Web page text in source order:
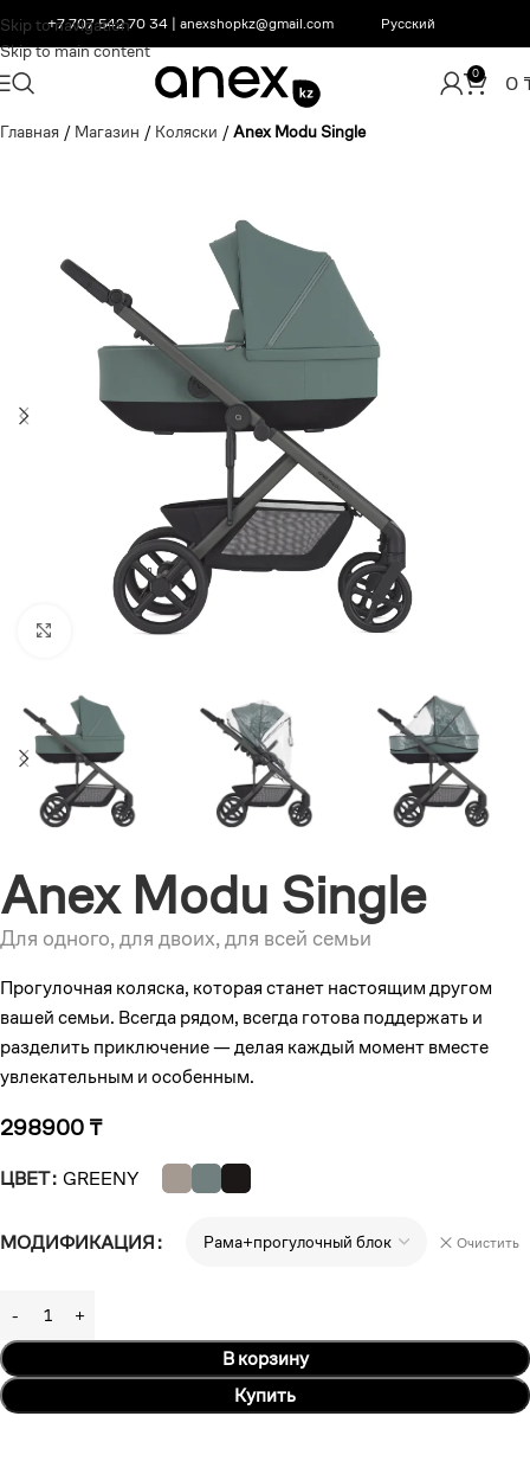
Skip to navigation
Skip to main content
+7 707 542 70 34 | anexshopkz@gmail.com Русский
0 0
Главная / Магазин / Коляски /Anex Modu Single
Увеличить
Anex Modu Single
Для одного, для двоих, для всей семьи
Прогулочная коляска, которая станет настоящим другом
вашей семьи. Всегда рядом, всегда готова поддержать и
разделить приключение — делая каждый момент вместе
увлекательным и особенным.
298900 ₸
ЦВЕТ GREENY
МОДИФИКАЦИЯ Очистить
В корзину
Купить